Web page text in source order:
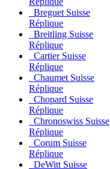
Breguet Suisse
Réplique
Breitling Suisse
Réplique
Cartier Suisse
Réplique
Chaumet Suisse
Réplique
Chopard Suisse
Réplique
Chronoswiss Suisse
Réplique
Corum Suisse
Réplique
DeWitt Suisse